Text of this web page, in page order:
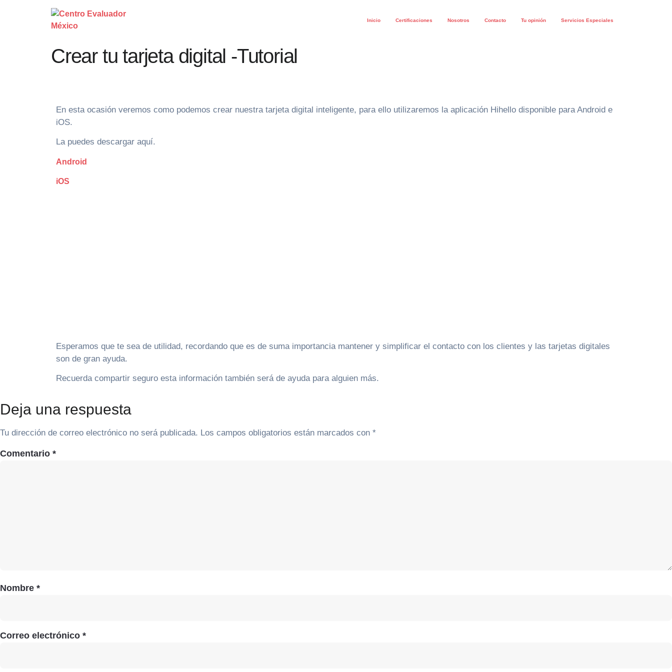
Inicio Certificaciones Nosotros Contacto Tu opinión Servicios Especiales
Crear tu tarjeta digital -Tutorial
En esta ocasión veremos como podemos crear nuestra tarjeta digital inteligente, para ello utilizaremos la aplicación Hihello disponible para Android e
iOS.
La puedes descargar aquí.
Android
iOS
Esperamos que te sea de utilidad, recordando que es de suma importancia mantener y simplificar el contacto con los clientes y las tarjetas digitales
son de gran ayuda.
Recuerda compartir seguro esta información también será de ayuda para alguien más.
Deja una respuesta
Tu dirección de correo electrónico no será publicada. Los campos obligatorios están marcados con *
Comentario *
Nombre *
Correo electrónico *